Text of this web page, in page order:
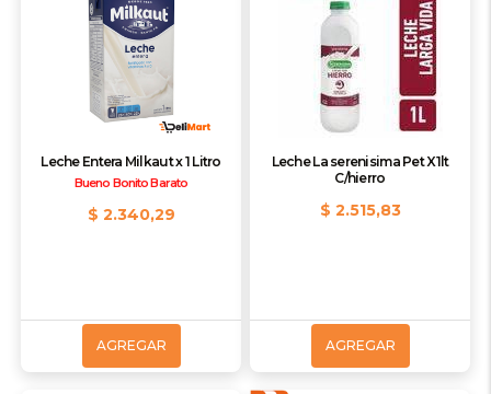
Leche Entera Milkaut x 1 Litro
Bueno Bonito Barato
$ 2.340,29
AGREGAR
Leche La serenisima Pet X1lt
C/hierro
$ 2.515,83
AGREGAR